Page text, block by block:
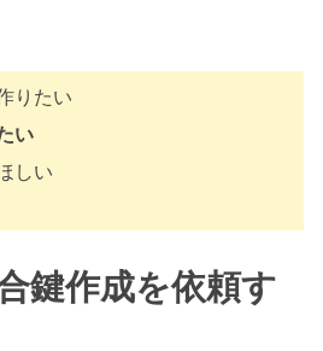
りたい
い
しい
鍵作成を依頼す